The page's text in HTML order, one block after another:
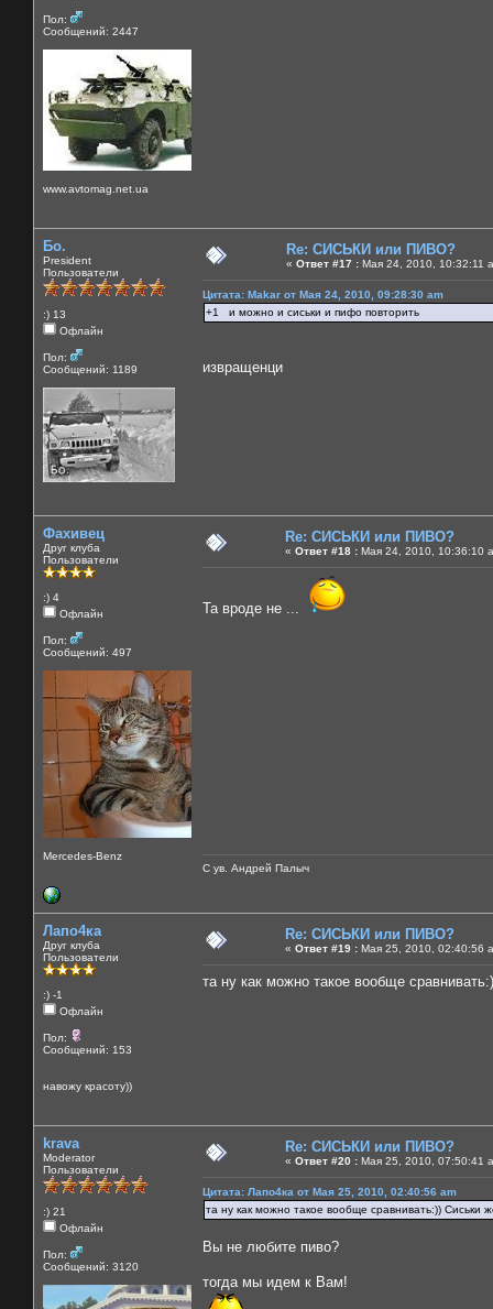
Пол:
Сообщений: 2447
www.avtomag.net.ua
Бо.
President
Пользователи
:) 13
Офлайн
Пол:
Сообщений: 1189
Re: СИСЬКИ или ПИВО?
« Ответ #17 : Мая 24, 2010, 10:32:11
Цитата: Makar от Мая 24, 2010, 09:28:30 am
+1 и можно и сиськи и пифо повторить
извращенци
Фахивец
Друг клуба
Пользователи
:) 4
Офлайн
Пол:
Сообщений: 497
Mercedes-Benz
Re: СИСЬКИ или ПИВО?
« Ответ #18 : Мая 24, 2010, 10:36:10
Та вроде не ...
С ув. Андрей Палыч
Лапо4ка
Друг клуба
Пользователи
:) -1
Офлайн
Пол:
Сообщений: 153
навожу красоту))
Re: СИСЬКИ или ПИВО?
« Ответ #19 : Мая 25, 2010, 02:40:56
та ну как можно такое вообще
krava
Moderator
Пользователи
:) 21
Офлайн
Пол:
Сообщений: 3120
Re: СИСЬКИ или ПИВО?
« Ответ #20 : Мая 25, 2010, 07:50:41
Цитата: Лапо4ка от Мая 25, 2010, 02:40:56 am
та ну как можно такое вообще сравнивать:)) Сиськи
Вы не любите пиво?
тогда мы идем к Вам!